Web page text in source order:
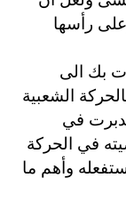
رأسها
بك الى
الشعبية
في
في الحركة
وأهم ما